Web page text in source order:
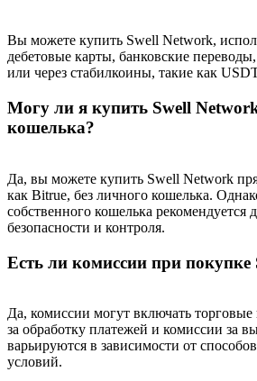
Вы можете купить Swell Network,
дебетовые карты, банковские
или через стабилкоины, такие как
Могу ли я купить Swell
кошелька?
Да, вы можете купить Swell Network
как Bitrue, без личного кошелька.
собственного кошелька рекомендуется
безопасности и контроля.
Есть ли комиссии при покупке
Да, комиссии могут включать
за обработку платежей и комиссии за
варьируются в зависимости от
условий.